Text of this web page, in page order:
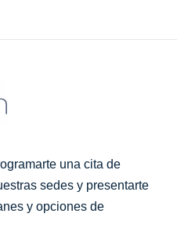
una cita de
sedes y presentarte
y opciones de